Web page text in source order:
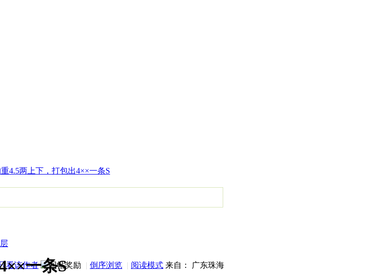
4.5两上下，打包出4××一条S
一条S
看该作者 | 倒序浏览 | 阅读模式 来自： 广东珠海